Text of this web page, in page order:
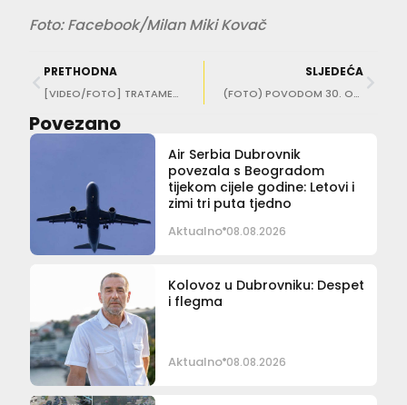
Foto: Facebook/Milan Miki Kovač
PRETHODNA
[VIDEO/FOTO] TRATAMENAT UZ VATROMET! Pogledajte tko je sve uživao na taraci Umjetničke galerije
SLJEDEĆA
(FOTO) POVODOM 30. OBLJETNICE Održan mimohod sjećanja za žrtve Srebrenice
Povezano
Air Serbia Dubrovnik
povezala s Beogradom
tijekom cijele godine: Letovi i
zimi tri puta tjedno
Aktualno 08.08.2026
Kolovoz u Dubrovniku: Despet
i flegma
Aktualno 08.08.2026